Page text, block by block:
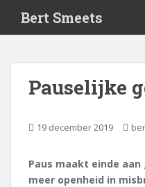
i
Bert Smeets
Pauselijke
19 december 2019
Paus maakt einde
meer openheid in